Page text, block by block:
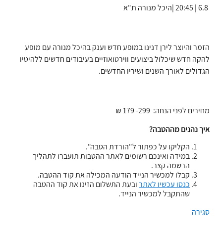
הזמר והיוצר לירן דנינו במופע חדש וענק בהיכל מנורה עם מופע
להקה חדש שיכלול ביצועים ווירטואוזיים בעיבודים חדשים ללהיטיו
הגדולים לאורך השנים ושיריו החדשים.
מחירים לפני הנחה: 299- 179 ₪
איך נהנים מההטבה?
הקליקו על כפתור ל"הורדת הטבה".
במידה ואינכם רשומים לאתר ההטבות תועברו לתהליך
הרשמה קצר.
קבלו למכשיר הנייד הודעה המכילה את קוד ההטבה.
כנסו עכשיו לאתרובעת התשלום הזינו את קוד ההטבה
שהתקבל למכשיר הנייד.
סגירה